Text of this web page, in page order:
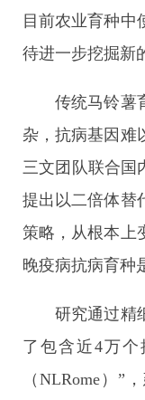
目前农业育种中
待进一步挖掘新
传统马铃薯育
杂，抗病基因难
三文团队联合国
提出以二倍体替
策略，从根本上
晚疫病抗病育种
研究通过精细
了包含近4万个
（NLRome）”